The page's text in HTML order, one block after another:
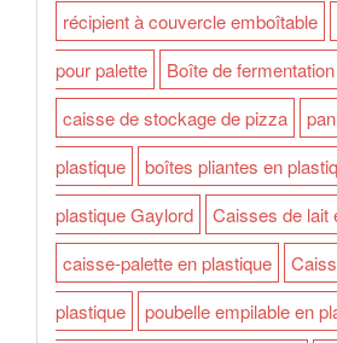
récipient à couvercle emboîtable
pour palette
Boîte de
caisse de stockage de pizza
plastique
boîtes pliantes en
plastique Gaylord
Caisses de lait
caisse-palette en plastique
plastique
poubelle empilable en